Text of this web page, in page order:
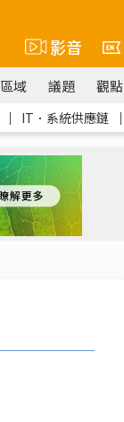
影音
區域 議題 觀點
｜ IT．系統供應鏈 ｜